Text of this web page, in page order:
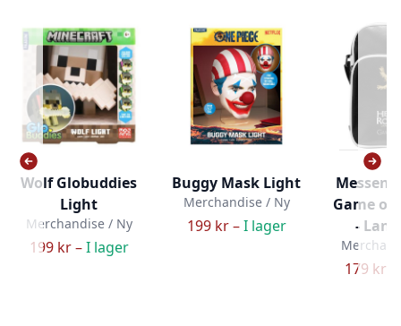
Wolf Globuddies
Light
Merchandise / Ny
199 kr –I lager
Buggy Mask Light
Merchandise / Ny
199 kr –I lager
Game of
-
179 kr –